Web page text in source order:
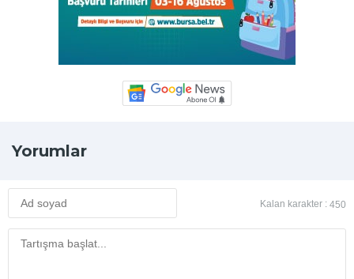
Yorumlar
Kalan karakter : 450